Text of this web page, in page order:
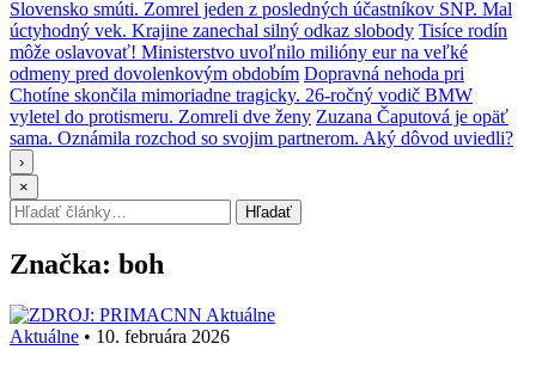
Slovensko smúti. Zomrel jeden z posledných účastníkov SNP. Mal
úctyhodný vek. Krajine zanechal silný odkaz slobody Tisíce rodín
môže oslavovať! Ministerstvo uvoľnilo milióny eur na veľké
odmeny pred dovolenkovým obdobím Dopravná nehoda pri
Chotíne skončila mimoriadne tragicky. 26-ročný vodič BMW
vyletel do protismeru. Zomreli dve ženy Zuzana Čaputová je opäť
sama. Oznámila rozchod so svojim partnerom. Aký dôvod uviedli?
›
×
Hľadať: Hľadať
Značka: boh
Aktuálne
Aktuálne • 10. februára 2026